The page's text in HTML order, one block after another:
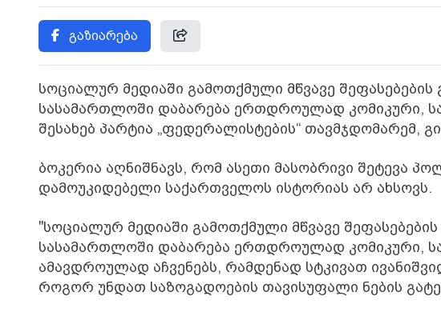
გაზიარება
სოციალურ მედიაში გამოთქმული მწვავე შეფასებების
სასამართლოში დაბარება ერთდროულად კომიკური,
შესახებ პარტია „ფედერალისტების“ თავმჯდომარემ,
ბოკერია აღნიშნავს, რომ ასეთი მასობრივი შეტევა
დამოუკიდებელი საქართველოს ისტორიას არ ახსოვს.
"სოციალურ მედიაში გამოთქმული მწვავე
სასამართლოში დაბარება ერთდროულად კომიკური,
ამავდროულად აჩვენებს, რამდენად სტკივათ
როგორ უნდათ საზოგადოების თავისუფალი ნების